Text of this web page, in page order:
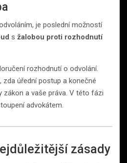
je poslední možností
s žalobou proti rozhodnutí
rozhodnutí o odvolání.
zda úřední postup a konečné
zákon a vaše práva. V této fázi
advokátem.
zásady